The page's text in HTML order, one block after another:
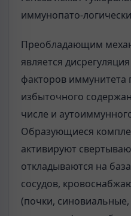
иммунопато-
Преобладающим
является
факторов иммунитета
избыточного
числе и
Образующиеся
активируют
откладываются на
сосудов,
(почки,